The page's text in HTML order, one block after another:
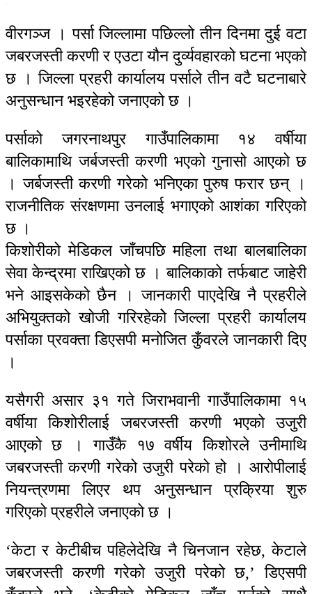
वीरगञ्ज । पर्सा जिल्लामा पछिल्लो तीन दिनमा दुई वटा
जबरजस्ती करणी र एउटा यौन दुर्व्यवहारको घटना भएको
छ । जिल्ला प्रहरी कार्यालय पर्साले तीन वटै घटनाबारे
अनुसन्धान भइरहेको जनाएको छ ।
पर्साको जगरनाथपुर गाउँपालिकामा १४ वर्षीया
बालिकामाथि जर्बजस्ती करणी भएको गुनासो आएको छ
। जर्बजस्ती करणी गरेको भनिएका पुरुष फरार छन् ।
राजनीतिक संरक्षणमा उनलाई भगाएको आशंका गरिएको
छ ।
किशोरीको मेडिकल जाँचपछि महिला तथा बालबालिका
सेवा केन्द्रमा राखिएको छ । बालिकाको तर्फबाट जाहेरी
भने आइसकेको छैन । जानकारी पाएदेखि नै प्रहरीले
अभियुक्तको खोजी गरिरहेकोे जिल्ला प्रहरी कार्यालय
पर्साका प्रवक्ता डिएसपी मनोजित कुँवरले जानकारी दिए
।
यसैगरी असार ३१ गते जिराभवानी गाउँपालिकामा १५
वर्षीया किशोरीलाई जबरजस्ती करणी भएको उजुरी
आएको छ । गाउँकै १७ वर्षीय किशोरले उनीमाथि
जबरजस्ती करणी गरेको उजुरी परेको हो । आरोपीलाई
नियन्त्रणमा लिएर थप अनुसन्धान प्रक्रिया शुरु
गरिएको प्रहरीले जनाएको छ ।
‘केटा र केटीबीच पहिलेदेखि नै चिनजान रहेछ, केटाले
जबरजस्ती करणी गरेको उजुरी परेको छ,’ डिएसपी